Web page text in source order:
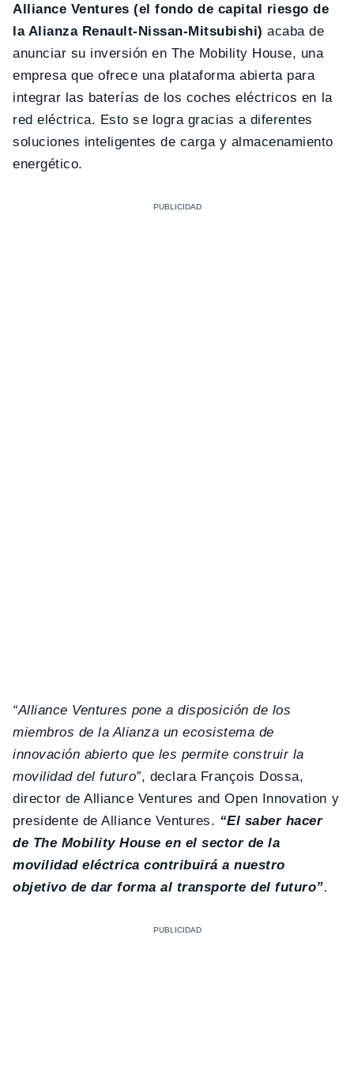
Alliance Ventures (el fondo de capital riesgo de
la Alianza Renault-Nissan-Mitsubishi) acaba de
anunciar su inversión en The Mobility House, una
empresa que ofrece una plataforma abierta para
integrar las baterías de los coches eléctricos en la
red eléctrica. Esto se logra gracias a diferentes
soluciones inteligentes de carga y almacenamiento
energético.
“Alliance Ventures pone a disposición de los
miembros de la Alianza un ecosistema de
innovación abierto que les permite construir la
movilidad del futuro”, declara François Dossa,
director de Alliance Ventures and Open Innovation y
presidente de Alliance Ventures. “El saber hacer
de The Mobility House en el sector de la
movilidad eléctrica contribuirá a nuestro
objetivo de dar forma al transporte del futuro”.